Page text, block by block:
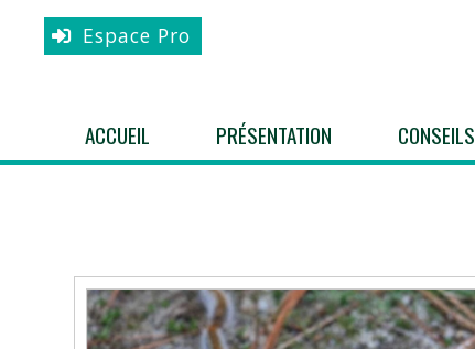
Espace Pro
ACCUEIL PRÉSENTATION CONSEILS